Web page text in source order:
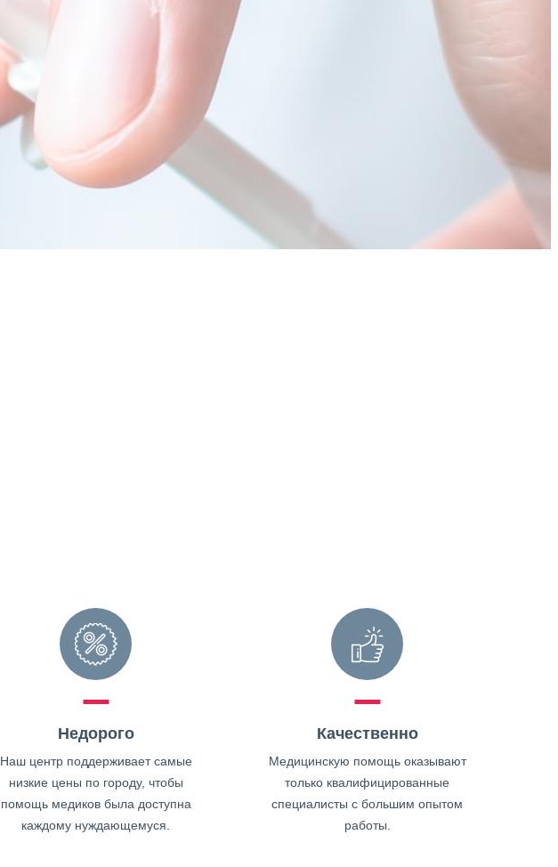
Недорого
Наш центр поддерживает самые
низкие цены по городу, чтобы
помощь медиков была доступна
каждому нуждающемуся.
Качественно
Медицинскую помощь оказывают
только квалифицированные
специалисты с большим опытом
работы.